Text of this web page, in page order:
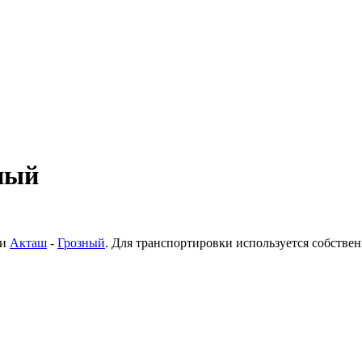
Акташ - Грозный. Для транспортировки используется